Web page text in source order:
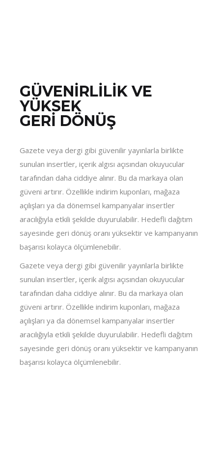
GÜVENİRLİLİK VE
YÜKSEK
GERİ DÖNÜŞ
Gazete veya dergi gibi güvenilir yayınlarla birlikte
sunulan insertler, içerik algısı açısından okuyucular
tarafından daha ciddiye alınır. Bu da markaya olan
güveni artırır. Özellikle indirim kuponları, mağaza
açılışları ya da dönemsel kampanyalar insertler
aracılığıyla etkili şekilde duyurulabilir. Hedefli dağıtım
sayesinde geri dönüş oranı yüksektir ve kampanyanın
başarısı kolayca ölçümlenebilir.
Gazete veya dergi gibi güvenilir yayınlarla birlikte
sunulan insertler, içerik algısı açısından okuyucular
tarafından daha ciddiye alınır. Bu da markaya olan
güveni artırır. Özellikle indirim kuponları, mağaza
açılışları ya da dönemsel kampanyalar insertler
aracılığıyla etkili şekilde duyurulabilir. Hedefli dağıtım
sayesinde geri dönüş oranı yüksektir ve kampanyanın
başarısı kolayca ölçümlenebilir.